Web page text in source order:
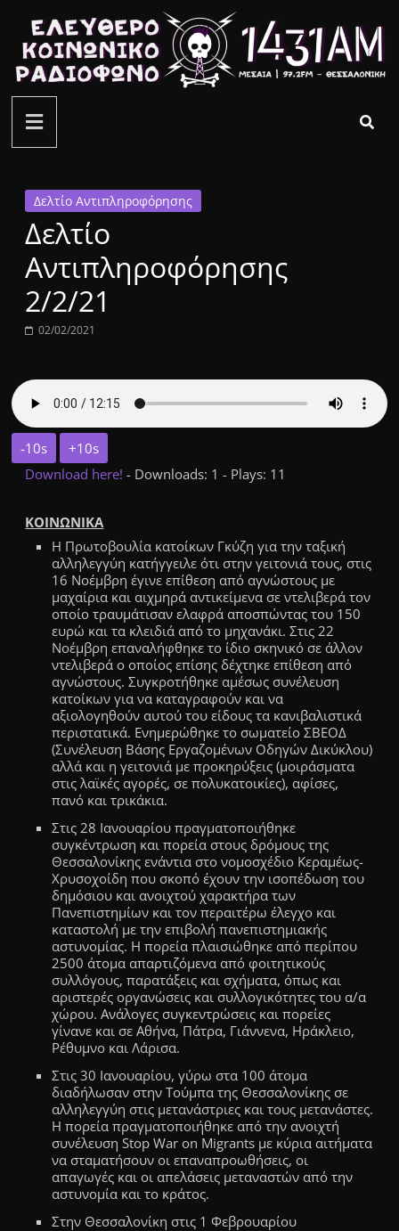
περιεχόμενο
ελεύθερο
κοινωνικό
ραδιόφωνο
1431AM
Δελτίο Αντιπληροφόρησης
Δελτίο
Αντιπληροφόρησης
2/2/21
02/02/2021
-10s
+10s
Download here!- Downloads: 1 - Plays: 11
ΚΟΙΝΩΝΙΚΑ
Η Πρωτοβουλία κατοίκων Γκύζη για την ταξική
αλληλεγγύη κατήγγειλε ότι στην γειτονιά τους, στις
16 Νοέμβρη έγινε επίθεση από αγνώστους με
μαχαίρια και αιχμηρά αντικείμενα σε ντελιβερά τον
οποίο τραυμάτισαν ελαφρά αποσπώντας του 150
ευρώ και τα κλειδιά από το μηχανάκι. Στις 22
Νοέμβρη επαναλήφθηκε το ίδιο σκηνικό σε άλλον
ντελιβερά ο οποίος επίσης δέχτηκε επίθεση από
αγνώστους. Συγκροτήθηκε αμέσως συνέλευση
κατοίκων για να καταγραφούν και να
αξιολογηθούν αυτού του είδους τα κανιβαλιστικά
περιστατικά. Ενημερώθηκε το σωματείο ΣΒΕΟΔ
(Συνέλευση Βάσης Εργαζομένων Οδηγών Δικύκλου)
αλλά και η γειτονιά με προκηρύξεις (μοιράσματα
στις λαϊκές αγορές, σε πολυκατοικίες), αφίσες,
πανό και τρικάκια.
Στις 28 Ιανουαρίου πραγματοποιήθηκε
συγκέντρωση και πορεία στους δρόμους της
Θεσσαλονίκης ενάντια στο νομοσχέδιο Κεραμέως-
Χρυσοχοίδη που σκοπό έχουν την ισοπέδωση του
δημόσιου και ανοιχτού χαρακτήρα των
Πανεπιστημίων και τον περαιτέρω έλεγχο και
καταστολή με την επιβολή πανεπιστημιακής
αστυνομίας. Η πορεία πλαισιώθηκε από περίπου
2500 άτομα απαρτιζόμενα από φοιτητικούς
συλλόγους, παρατάξεις και σχήματα, όπως και
αριστερές οργανώσεις και συλλογικότητες του α/α
χώρου. Ανάλογες συγκεντρώσεις και πορείες
γίνανε και σε Αθήνα, Πάτρα, Γιάννενα, Ηράκλειο,
Ρέθυμνο και Λάρισα.
Στις 30 Ιανουαρίου, γύρω στα 100 άτομα
διαδήλωσαν στην Τούμπα της Θεσσαλονίκης σε
αλληλεγγύη στις μετανάστριες και τους μετανάστες.
Η πορεία πραγματοποιήθηκε από την ανοιχτή
συνέλευσηStopWar on Migrants με κύρια αιτήματα
να σταματήσουν οι επαναπροωθήσεις, οι
απαγωγές και οι απελάσεις μεταναστών από την
αστυνομία και το κράτος.
Στην Θεσσαλονίκη στις 1 Φεβρουαρίου